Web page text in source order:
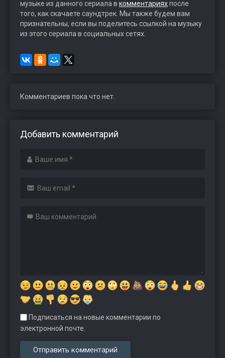
музыке из данного сериала в комментарияхпосле
того, как скачаете саундтрек. Мы также будем вам
признательны, если вы поделитесь ссылкой на музыку
из этого сериала в социальных сетях.
Комментариев пока что нет.
Добавить комментарий
Подписаться на новые комментарии по
электронной почте.